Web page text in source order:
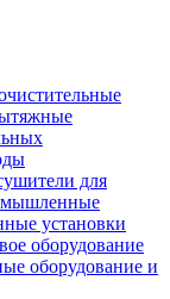
для
установки
оборудование
оборудование и